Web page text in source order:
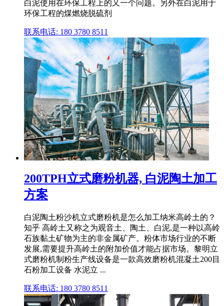
白泥使用在环保工程上的又一个问题。另外在白泥用于
环保工程的煤燃烧脱硫剂
联系电话: 180 3780 8511
200TPH立式磨粉机器, 白泥陶土加工
方案
白泥陶土粉沙机立式磨粉机是怎么加工纳米高岭土的？
知乎 高岭土又称之为观音土、陶土、白泥,是一种以高岭
石族黏土矿物为主的非金属矿产。粉体市场行业的不断
发展,需要提升高岭土的附加价值才能占据市场。黎明立
式磨粉机制粉生产线设备是一款高效磨粉机混凝土200目
石粉加工设备 水泥立 ...
联系电话: 180 3780 8511